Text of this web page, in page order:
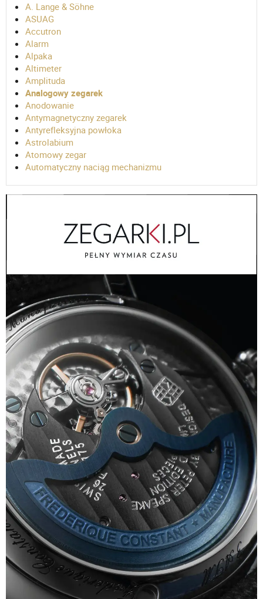
A. Lange & Söhne
ASUAG
Accutron
Alarm
Alpaka
Altimeter
Amplituda
Analogowy zegarek
Anodowanie
Antymagnetyczny zegarek
Antyrefleksyjna powłoka
Astrolabium
Atomowy zegar
Automatyczny naciąg mechanizmu